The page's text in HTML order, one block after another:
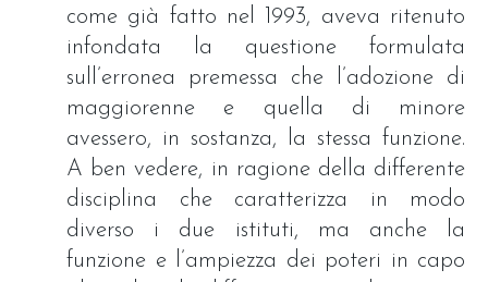
come già fatto nel 1993, aveva ritenuto
infondata la questione formulata
sull’erronea premessa che l’adozione di
maggiorenne e quella di minore
avessero, in sostanza, la stessa funzione.
A ben vedere, in ragione della differente
disciplina che caratterizza in modo
diverso i due istituti, ma anche la
funzione e l’ampiezza dei poteri in capo